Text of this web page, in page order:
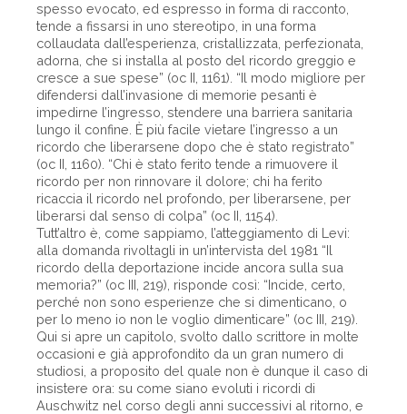
spesso evocato, ed espresso in forma di racconto,
tende a fissarsi in uno stereotipo, in una forma
collaudata dall’esperienza, cristallizzata, perfezionata,
adorna, che si installa al posto del ricordo greggio e
cresce a sue spese” (oc II, 1161). “Il modo migliore per
difendersi dall’invasione di memorie pesanti è
impedirne l’ingresso, stendere una barriera sanitaria
lungo il confine. È più facile vietare l’ingresso a un
ricordo che liberarsene dopo che è stato registrato”
(oc II, 1160). “Chi è stato ferito tende a rimuovere il
ricordo per non rinnovare il dolore; chi ha ferito
ricaccia il ricordo nel profondo, per liberarsene, per
liberarsi dal senso di colpa” (oc II, 1154).
Tutt’altro è, come sappiamo, l’atteggiamento di Levi:
alla domanda rivoltagli in un’intervista del 1981 “Il
ricordo della deportazione incide ancora sulla sua
memoria?” (oc III, 219), risponde così: “Incide, certo,
perché non sono esperienze che si dimenticano, o
per lo meno io non le voglio dimenticare” (oc III, 219).
Qui si apre un capitolo, svolto dallo scrittore in molte
occasioni e già approfondito da un gran numero di
studiosi, a proposito del quale non è dunque il caso di
insistere ora: su come siano evoluti i ricordi di
Auschwitz nel corso degli anni successivi al ritorno, e